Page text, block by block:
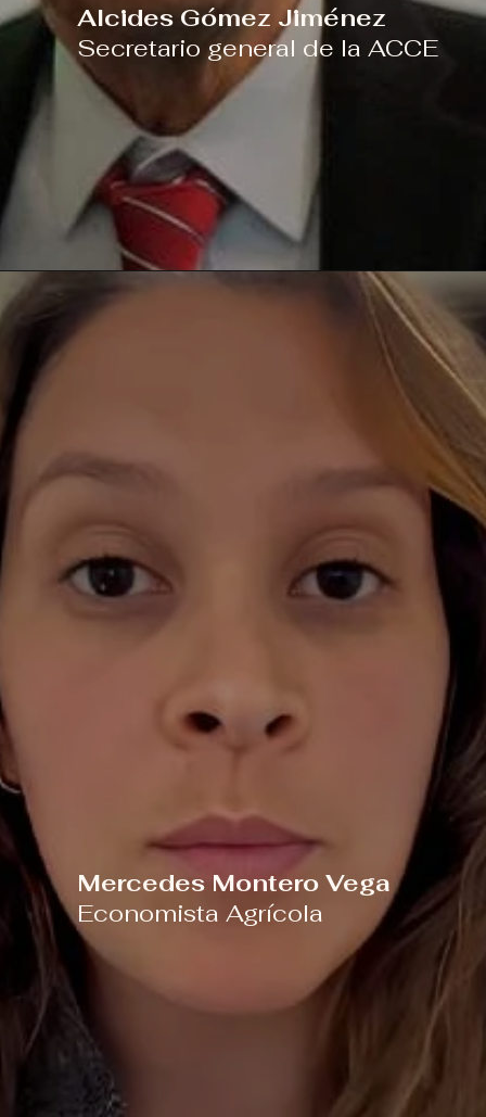
Alcides Gómez Jiménez
Secretario general de la ACCE
Mercedes Montero Vega
Economista Agrícola